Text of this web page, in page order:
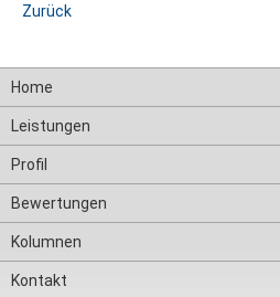
Zurück
Navigation
überspringen
Home
Leistungen
Profil
Bewertungen
Kolumnen
Kontakt